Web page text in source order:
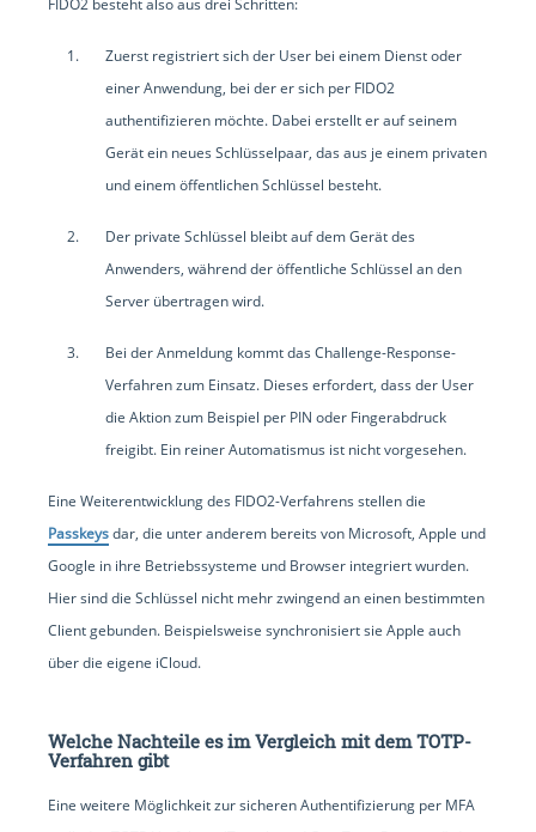
FIDO2 besteht also aus drei Schritten:
Zuerst registriert sich der User bei einem Dienst oder
einer Anwendung, bei der er sich per FIDO2
authentifizieren möchte. Dabei erstellt er auf seinem
Gerät ein neues Schlüsselpaar, das aus je einem privaten
und einem öffentlichen Schlüssel besteht.
Der private Schlüssel bleibt auf dem Gerät des
Anwenders, während der öffentliche Schlüssel an den
Server übertragen wird.
Bei der Anmeldung kommt das Challenge-Response-
Verfahren zum Einsatz. Dieses erfordert, dass der User
die Aktion zum Beispiel per PIN oder Fingerabdruck
freigibt. Ein reiner Automatismus ist nicht vorgesehen.
Eine Weiterentwicklung des FIDO2-Verfahrens stellen die
Passkeysdar, die unter anderem bereits von Microsoft, Apple und
Google in ihre Betriebssysteme und Browser integriert wurden.
Hier sind die Schlüssel nicht mehr zwingend an einen bestimmten
Client gebunden. Beispielsweise synchronisiert sie Apple auch
über die eigene iCloud.
Welche Nachteile es im Vergleich mit dem TOTP-
Verfahren gibt
Eine weitere Möglichkeit zur sicheren Authentifizierung per MFA